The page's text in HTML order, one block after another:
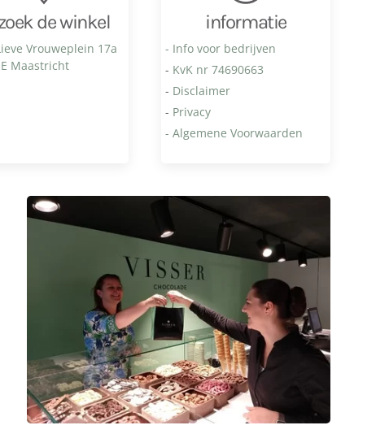
de winkel
Vrouweplein 17a
Maastricht
informatie
- Info voor bedrijven
- KvK nr 74690663
- Disclaimer
- Privacy
- Algemene Voorwaarden